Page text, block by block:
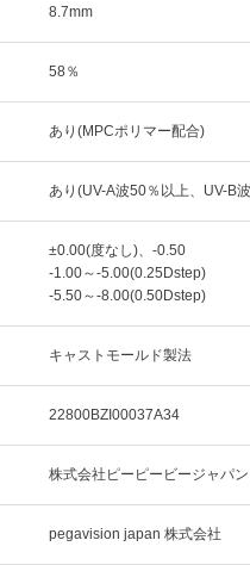
8.7mm
58％
あり(MPCポリマー配合)
あり(UV-A波50％以上、UV-B
±0.00(度なし)、-0.50
-1.00～-5.00(0.25Dstep)
-5.50～-8.00(0.50Dstep)
キャストモールド製法
22800BZI00037A34
株式会社ピーピービージャパン
pegavision japan 株式会社